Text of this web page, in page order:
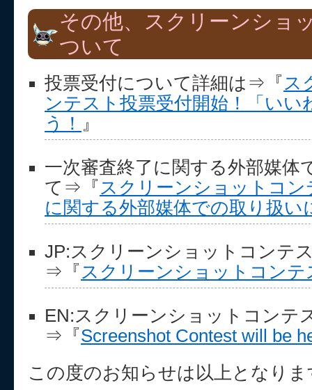
その他、スクリーンショ
ついて
投票受付について詳細は⇒『 ス
ンテスト投票受付開始！「いい
う！
』
一次審査終了に関する外部媒体
て⇒『 スクリーンショットコ
に関する外部媒体での取り扱い
JP:スクリーンショットコンテ
⇒『 スクリーンショットコンテ
EN:スクリーンショットコンテ
⇒『Screenshot Contest will be
この度のお知らせは以上となりま